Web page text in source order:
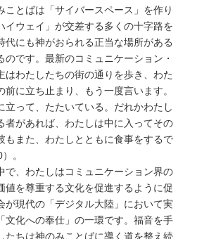
ことばは「サイバースペース」を作り
イウェイ」が交差する多くの十字路を
代にも神がおられる正当な場所がある
のです。最新のコミュニケーション・
はわたしたちの街の通りを歩き、わた
前に立ち止まり、もう一度言います。
立って、たたいている。だれかわたし
者があれば、わたしは中に入ってその
もまた、わたしとともに食事をするで
。
、わたしはコミュニケーション界の
値を尊重する文化を促進するように促
が現代の「デジタル大陸」において実
文化への奉仕」の一環です。福音を手
たちは神のみことばに導く道を整え続